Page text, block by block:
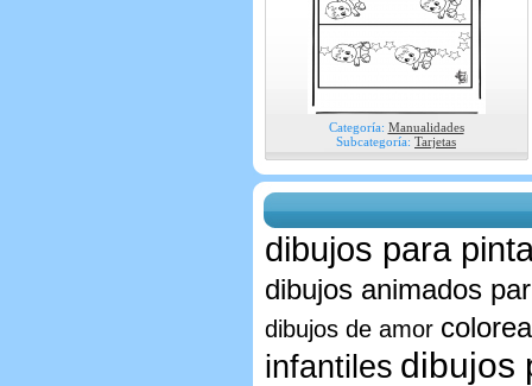
Categoría: Manualidades
Subcategoría: Tarjetas
dibujos para
dibujos animados
dibujos de amor
infantiles dibujos